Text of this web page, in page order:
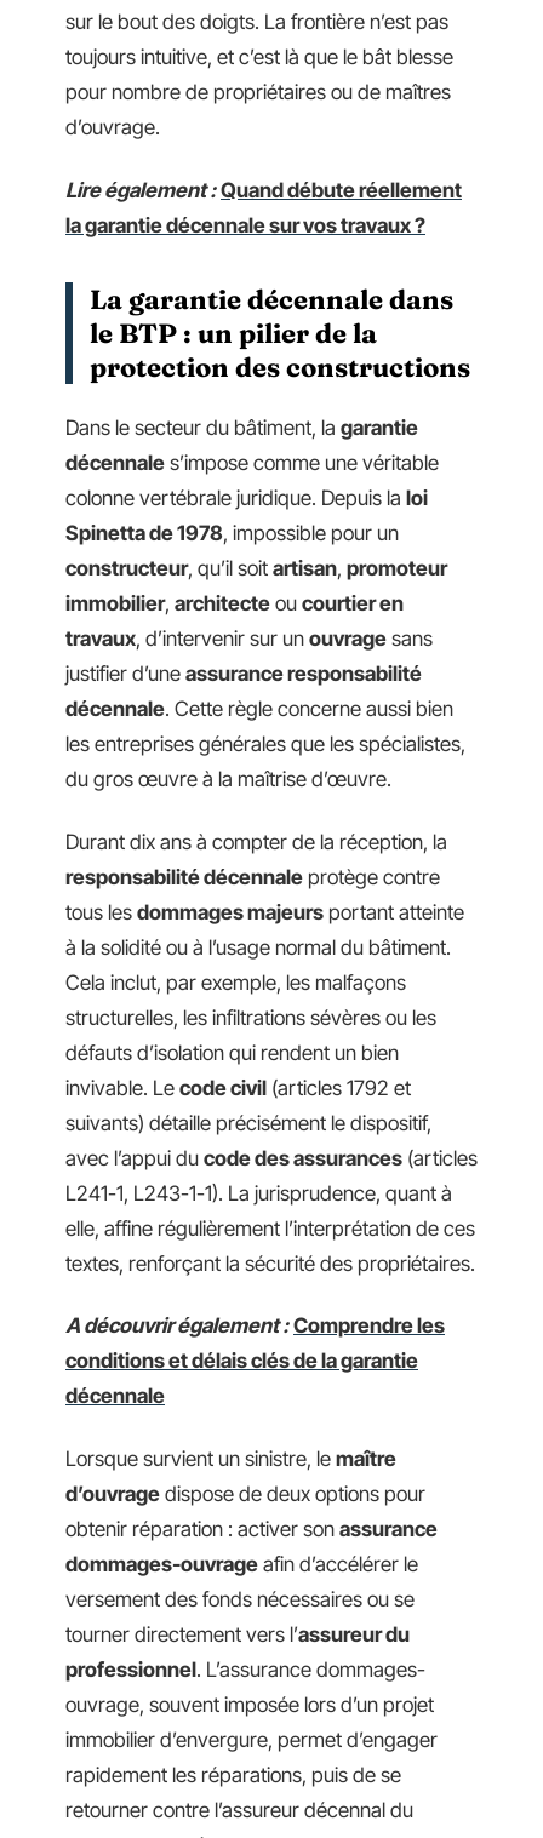
sur le bout des doigts. La frontière n’est pas
toujours intuitive, et c’est là que le bât blesse
pour nombre de propriétaires ou de maîtres
d’ouvrage.
Lire également : Quand débute réellement
la garantie décennale sur vos travaux ?
La garantie décennale dans
le BTP : un pilier de la
protection des constructions
Dans le secteur du bâtiment, la garantie
décennale s’impose comme une véritable
colonne vertébrale juridique. Depuis la loi
Spinetta de 1978, impossible pour un
constructeur, qu’il soit artisan, promoteur
immobilier, architecte ou courtier en
travaux, d’intervenir sur un ouvrage sans
justifier d’une assurance responsabilité
décennale. Cette règle concerne aussi bien
les entreprises générales que les spécialistes,
du gros œuvre à la maîtrise d’œuvre.
Durant dix ans à compter de la réception, la
responsabilité décennale protège contre
tous les dommages majeurs portant atteinte
à la solidité ou à l’usage normal du bâtiment.
Cela inclut, par exemple, les malfaçons
structurelles, les infiltrations sévères ou les
défauts d’isolation qui rendent un bien
invivable. Le code civil (articles 1792 et
suivants) détaille précisément le dispositif,
avec l’appui du code des assurances (articles
L241-1, L243-1-1). La jurisprudence, quant à
elle, affine régulièrement l’interprétation de ces
textes, renforçant la sécurité des propriétaires.
A découvrir également : Comprendre les
conditions et délais clés de la garantie
décennale
Lorsque survient un sinistre, le maître
d’ouvrage dispose de deux options pour
obtenir réparation : activer son assurance
dommages-ouvrage afin d’accélérer le
versement des fonds nécessaires ou se
tourner directement vers l’assureur du
professionnel. L’assurance dommages-
ouvrage, souvent imposée lors d’un projet
immobilier d’envergure, permet d’engager
rapidement les réparations, puis de se
retourner contre l’assureur décennal du